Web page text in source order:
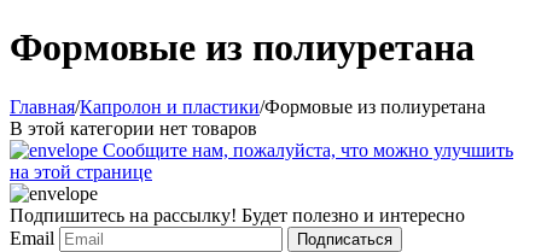
Формовые из полиуретана
Главная/Капролон и пластики/Формовые из полиуретана
В этой категории нет товаров
Сообщите нам, пожалуйста, что можно улучшить
на этой странице
Подпишитесь на рассылку! Будет полезно и интересно
Email
Подписаться